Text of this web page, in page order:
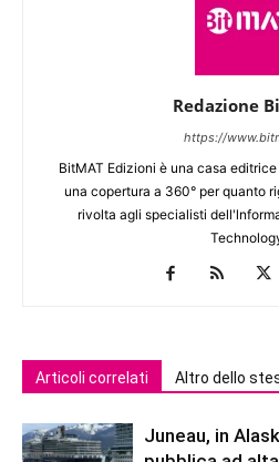
Redazione
https://
BitMAT Edizioni è una casa
una copertura a 360° per quanto
rivolta agli specialisti
Articoli correlati Altro dello
Juneau, in